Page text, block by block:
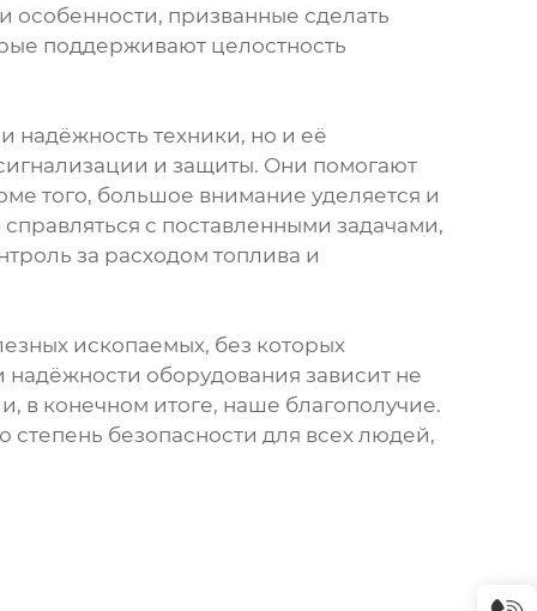
призванные сделать
поддерживают целостность
надёжность техники, но и её
и защиты. Они помогают
того, большое внимание уделяется и
с поставленными задачами,
за расходом топлива и
ископаемых, без которых
оборудования зависит не
в конечном итоге, наше благополучие.
степень безопасности для всех людей,